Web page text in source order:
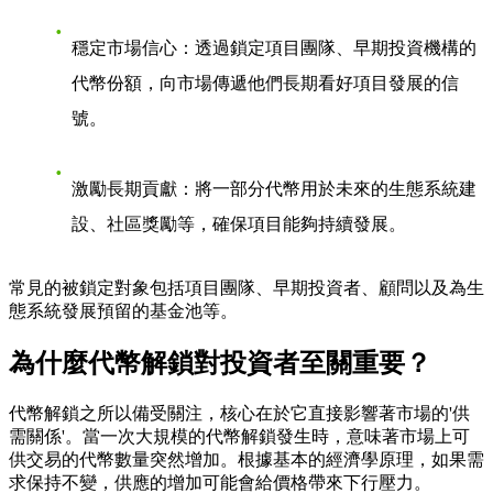
穩定市場信心 ：透過鎖定項目團隊、早期投資機構的
代幣份額，向市場傳遞他們長期看好項目發展的信
號。
激勵長期貢獻 ：將一部分代幣用於未來的生態系統建
設、社區獎勵等，確保項目能夠持續發展。
常見的被鎖定對象包括項目團隊、早期投資者、顧問以及為生
態系統發展預留的基金池等。
為什麼代幣解鎖對投資者至關重要？
代幣解鎖之所以備受關注，核心在於它直接影響著市場的'供
需關係'。當一次大規模的代幣解鎖發生時，意味著市場上可
供交易的代幣數量突然增加。根據基本的經濟學原理，如果需
求保持不變，供應的增加可能會給價格帶來下行壓力。